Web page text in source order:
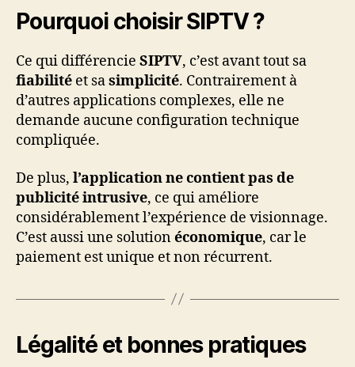
Pourquoi choisir SIPTV ?
Ce qui différencie SIPTV, c’est avant tout sa
fiabilité et sasimplicité. Contrairement à
d’autres applications complexes, elle ne
demande aucune configuration technique
compliquée.
De plus, l’application ne contient pas de
publicité intrusive, ce qui améliore
considérablement l’expérience de visionnage.
C’est aussi une solutionéconomique, car le
paiement est unique et non récurrent.
Légalité et bonnes pratiques